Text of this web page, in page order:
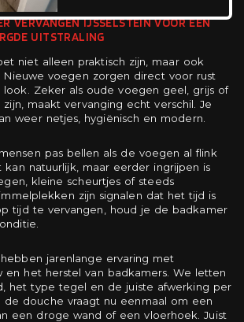
VERVANGEN IJSSELSTEIN VOOR EEN
UITSTRALING
niet alleen praktisch zijn, maar ook
Nieuwe voegen zorgen direct voor rust
Zeker als oude voegen geel, grijs of
maakt vervanging echt verschil. Je
weer netjes, hygiënisch en modern.
pas bellen als de voegen al flink
kan natuurlijk, maar eerder ingrijpen is
kleine scheurtjes of steeds
zijn signalen dat het tijd is
tijd te vervangen, houd je de badkamer
jarenlange ervaring met
en het herstel van badkamers. We letten
het type tegel en de juiste afwerking per
de douche vraagt nu eenmaal om een
een droge wand of een vloerhoek. Juist